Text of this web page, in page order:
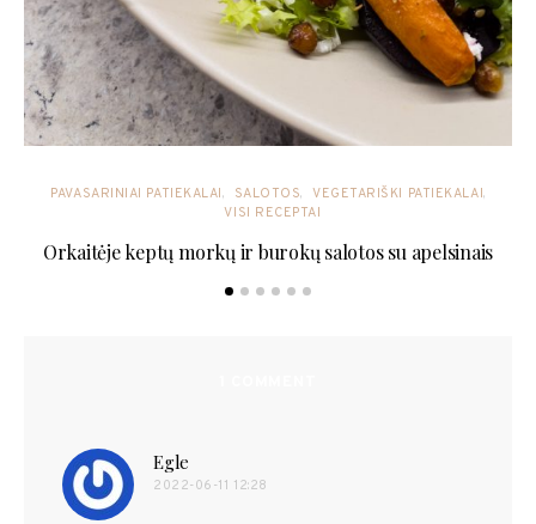
PAVASARINIAI PATIEKALAI SALOTOS
VEGETARIŠKI PATIEKALAI
VISI RECEPTAI
Orkaitėje keptų morkų ir burokų salotos su apelsinais
Egle
2022-06-11 12:28